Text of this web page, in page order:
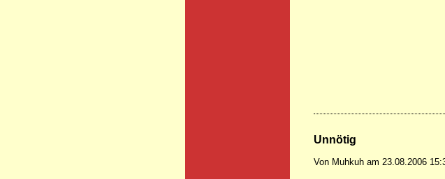
Unnötig
Von Muhkuh am 23.08.2006